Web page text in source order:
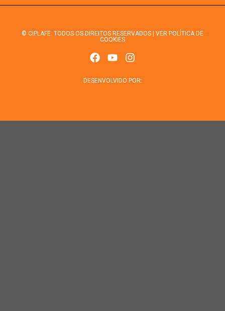
© CIPLAFE. TODOS OS DIREITOS RESERVADOS | VER POLÍTICA DE
COOKIES
DESENVOLVIDO POR: